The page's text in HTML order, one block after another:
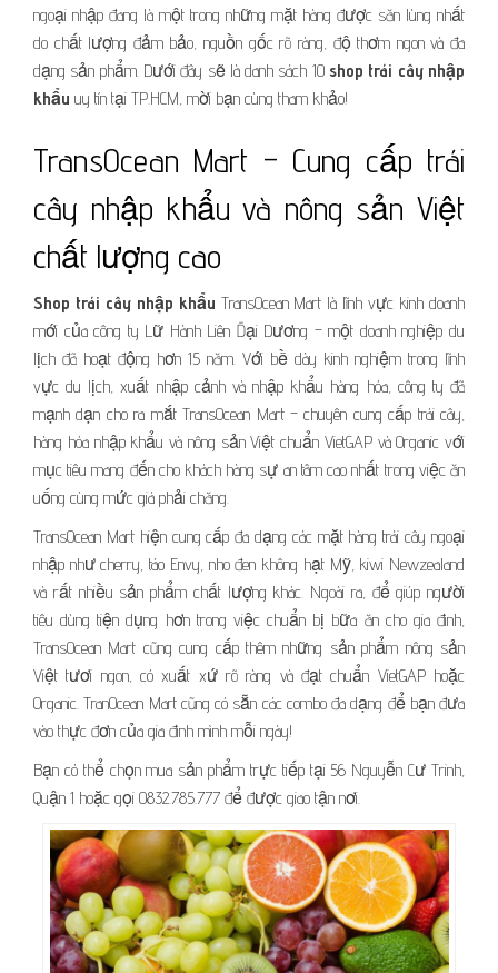
ngoại nhập đang là một trong những mặt hàng được săn lùng nhất
do chất lượng đảm bảo, nguồn gốc rõ ràng, độ thơm ngon và đa
dạng sản phẩm. Dưới đây sẽ là danh sách 10shop trái cây nhập
khẩu uy tín tại TP.HCM, mời bạn cùng tham khảo!
TransOcean Mart – Cung cấp trái
cây nhập khẩu và nông sản Việt
chất lượng cao
Shop trái cây nhập khẩu TransOcean Mart là lĩnh vực kinh doanh
mới của công ty Lữ Hành Liên Đại Dương – một doanh nghiệp du
lịch đã hoạt động hơn 15 năm. Với bề dày kinh nghiệm trong lĩnh
vực du lịch, xuất nhập cảnh và nhập khẩu hàng hóa, công ty đã
mạnh dạn cho ra mắt TransOcean Mart – chuyên cung cấp trái cây,
hàng hóa nhập khẩu và nông sản Việt chuẩn VietGAP và Organic với
mục tiêu mang đến cho khách hàng sự an tâm cao nhất trong việc ăn
uống cùng mức giá phải chăng.
TransOcean Mart hiện cung cấp đa dạng các mặt hàng trái cây ngoại
nhập như cherry, táo Envy, nho đen không hạt Mỹ, kiwi Newzealand
và rất nhiều sản phẩm chất lượng khác. Ngoài ra, để giúp người
tiêu dùng tiện dụng hơn trong việc chuẩn bị bữa ăn cho gia đình,
TransOcean Mart cũng cung cấp thêm những sản phẩm nông sản
Việt tươi ngon, có xuất xứ rõ ràng và đạt chuẩn VietGAP hoặc
Organic. TranOcean Mart cũng có sẵn các combo đa dạng để bạn đưa
vào thực đơn của gia đình mình mỗi ngày!
Bạn có thể chọn mua sản phẩm trực tiếp tại 56 Nguyễn Cư Trinh,
Quận 1 hoặc gọi 0832.785.777 để được giao tận nơi.